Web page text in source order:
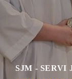
SJM - SERVI